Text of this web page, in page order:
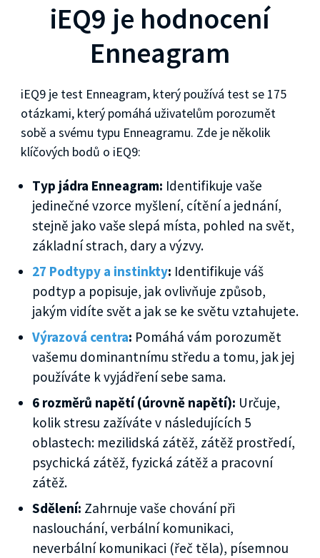
iEQ9 je hodnocení
Enneagram
iEQ9 je test Enneagram, který používá test se 175
otázkami, který pomáhá uživatelům porozumět
sobě a svému typu Enneagramu. Zde je několik
klíčových bodů o iEQ9:
Typ jádra Enneagram: Identifikuje vaše
jedinečné vzorce myšlení, cítění a jednání,
stejně jako vaše slepá místa, pohled na svět,
základní strach, dary a výzvy.
27 Podtypy a instinkty: Identifikuje váš
podtyp a popisuje, jak ovlivňuje způsob,
jakým vidíte svět a jak se ke světu vztahujete.
Výrazová centra: Pomáhá vám porozumět
vašemu dominantnímu středu a tomu, jak jej
používáte k vyjádření sebe sama.
6 rozměrů napětí (úrovně napětí): Určuje,
kolik stresu zažíváte v následujících 5
oblastech: mezilidská zátěž, zátěž prostředí,
psychická zátěž, fyzická zátěž a pracovní
zátěž.
Sdělení: Zahrnuje vaše chování při
naslouchání, verbální komunikaci,
neverbální komunikaci (řeč těla), písemnou